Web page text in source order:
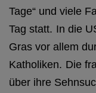
Tage“ und viele
Tag statt. In die
Gras vor allem
Katholiken. Die
über ihre